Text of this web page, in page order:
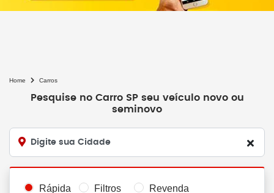
Home Carros
Pesquise no Carro SP seu veículo novo ou
seminovo
Digite sua Cidade
Rápida Filtros Revenda